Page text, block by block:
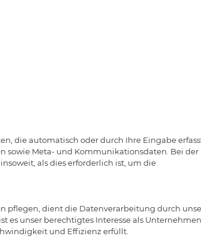
die automatisch oder durch Ihre Eingabe
sowie Meta- und Kommunikationsdaten. Bei der
als dies erforderlich ist, um die
pflegen, dient die Datenverarbeitung durch
es unser berechtigtes Interesse als
und Effizienz erfüllt.